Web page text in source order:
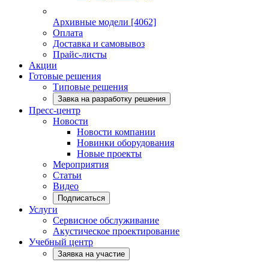
Архивные модели [4062]
Оплата
Доставка и самовывоз
Прайс-листы
Акции
Готовые решения
Типовые решения
Завка на разработку решения
Пресс-центр
Новости
Новости компании
Новинки оборудования
Новые проекты
Мероприятия
Статьи
Видео
Подписаться
Услуги
Сервисное обслуживание
Акустическое проектирование
Учебный центр
Заявка на участие